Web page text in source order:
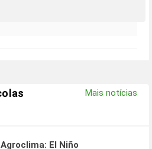
Mais notícias
El Niño